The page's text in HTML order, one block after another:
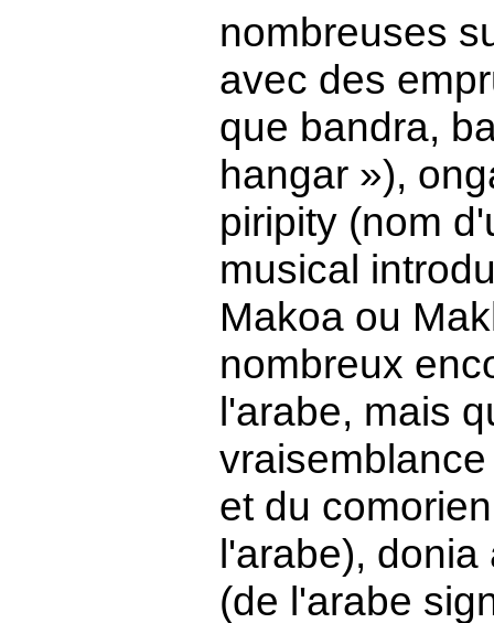
nombreuses
avec des
que bandra,
hangar »),
piripity (nom
musical
Makoa ou
nombreux
l'arabe, mais
et du
l'arabe),
(de l'arabe